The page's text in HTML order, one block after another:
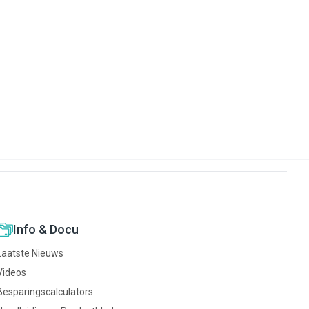
Info & Docu
Laatste Nieuws